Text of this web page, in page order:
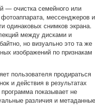
— очистка семейного или
мессенджеров и
одинаковых снимков экрана.
между дисками и
но визуально это та же
изображений по признакам
пользователя продираться
и действия в результатах
показывает не
различия и